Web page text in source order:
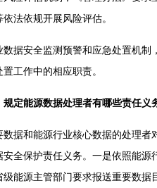
法依规开展风险评估。
安全监测预警和应急处置机制
工作中的相应职责。
定能源数据处理者有哪些责任义
和能源行业核心数据的处理者
安全保护责任义务。一是依照能
能源主管部门要求报送重要数